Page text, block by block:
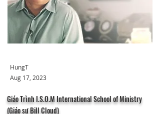
HungT
Aug 17, 2023
Giáo Trình I.S.O.M International School of Ministry
(Giáo sư Bill Cloud)